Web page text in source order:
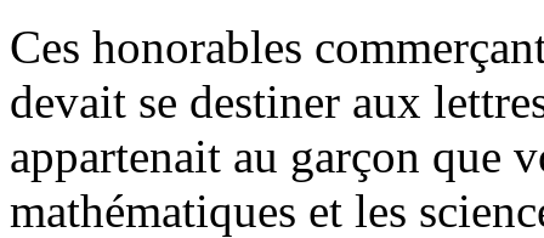
Ces honorables
devait se destiner aux
appartenait au garçon que
mathématiques et les